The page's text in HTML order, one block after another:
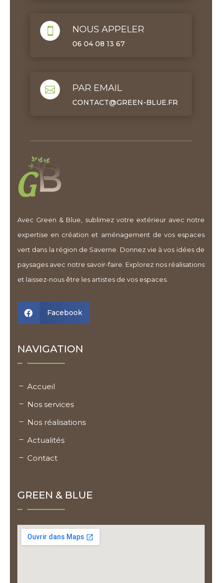
 NOUS APPELER
06 04 08 13 67
 PAR EMAIL
CONTACT@GREEN-BLUE.FR
Avec Green & Blue, sublimez votre extérieur avec notre
expertise en création et aménagement de vos espaces
vert dans la région de Saverne. Donnez vie à vos idées de
paysages avec notre savoir-faire. Explorez nos réalisations
et laissez-nous être les artistes de vos espaces.
 Facebook
NAVIGATION
Accueil
Nos services
Nos réalisations
Actualités
Contact
GREEN & BLUE